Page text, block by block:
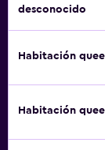
desconocido
Habitación
Habitación